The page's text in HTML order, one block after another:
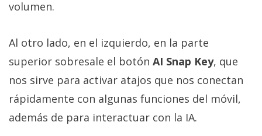
volumen.
Al otro lado, en el izquierdo, en la parte
superior sobresale el botón AI Snap Key, que
nos sirve para activar atajos que nos conectan
rápidamente con algunas funciones del móvil,
además de para interactuar con la IA.